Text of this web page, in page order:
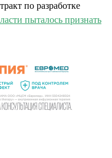
по разработке
пыталось признать